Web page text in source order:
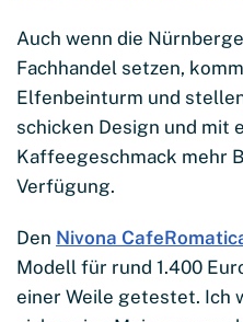
Auch wenn die
Fachhandel setzen,
Elfenbeinturm und
schicken Design und mit
Kaffeegeschmack mehr
Verfügung.
Den Nivona
Modell für rund 1.400
einer Weile getestet. Ich